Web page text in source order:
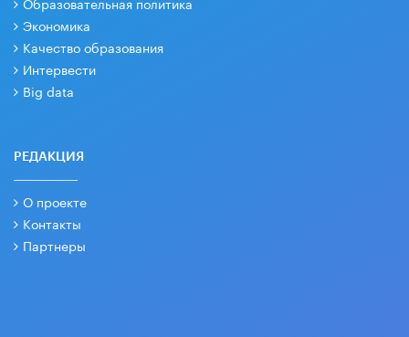
Экономика
Качество образования
Интервести
Big data
РЕДАКЦИЯ
О проекте
Контакты
Партнеры